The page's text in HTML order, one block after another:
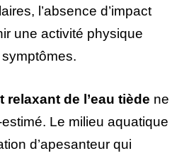
l’absence d’impact
une activité physique
relaxant de l’eau tiède ne
Le milieu aquatique
d’apesanteur qui